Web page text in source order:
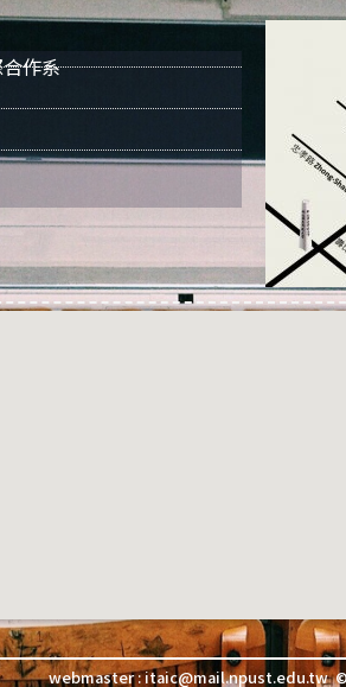
作系
webmaster : itaic@mail.npust.edu.tw